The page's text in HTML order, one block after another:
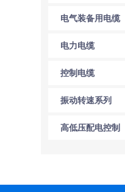
电气装备用电缆
电力电缆
控制电缆
振动转速系列
高低压配电控制